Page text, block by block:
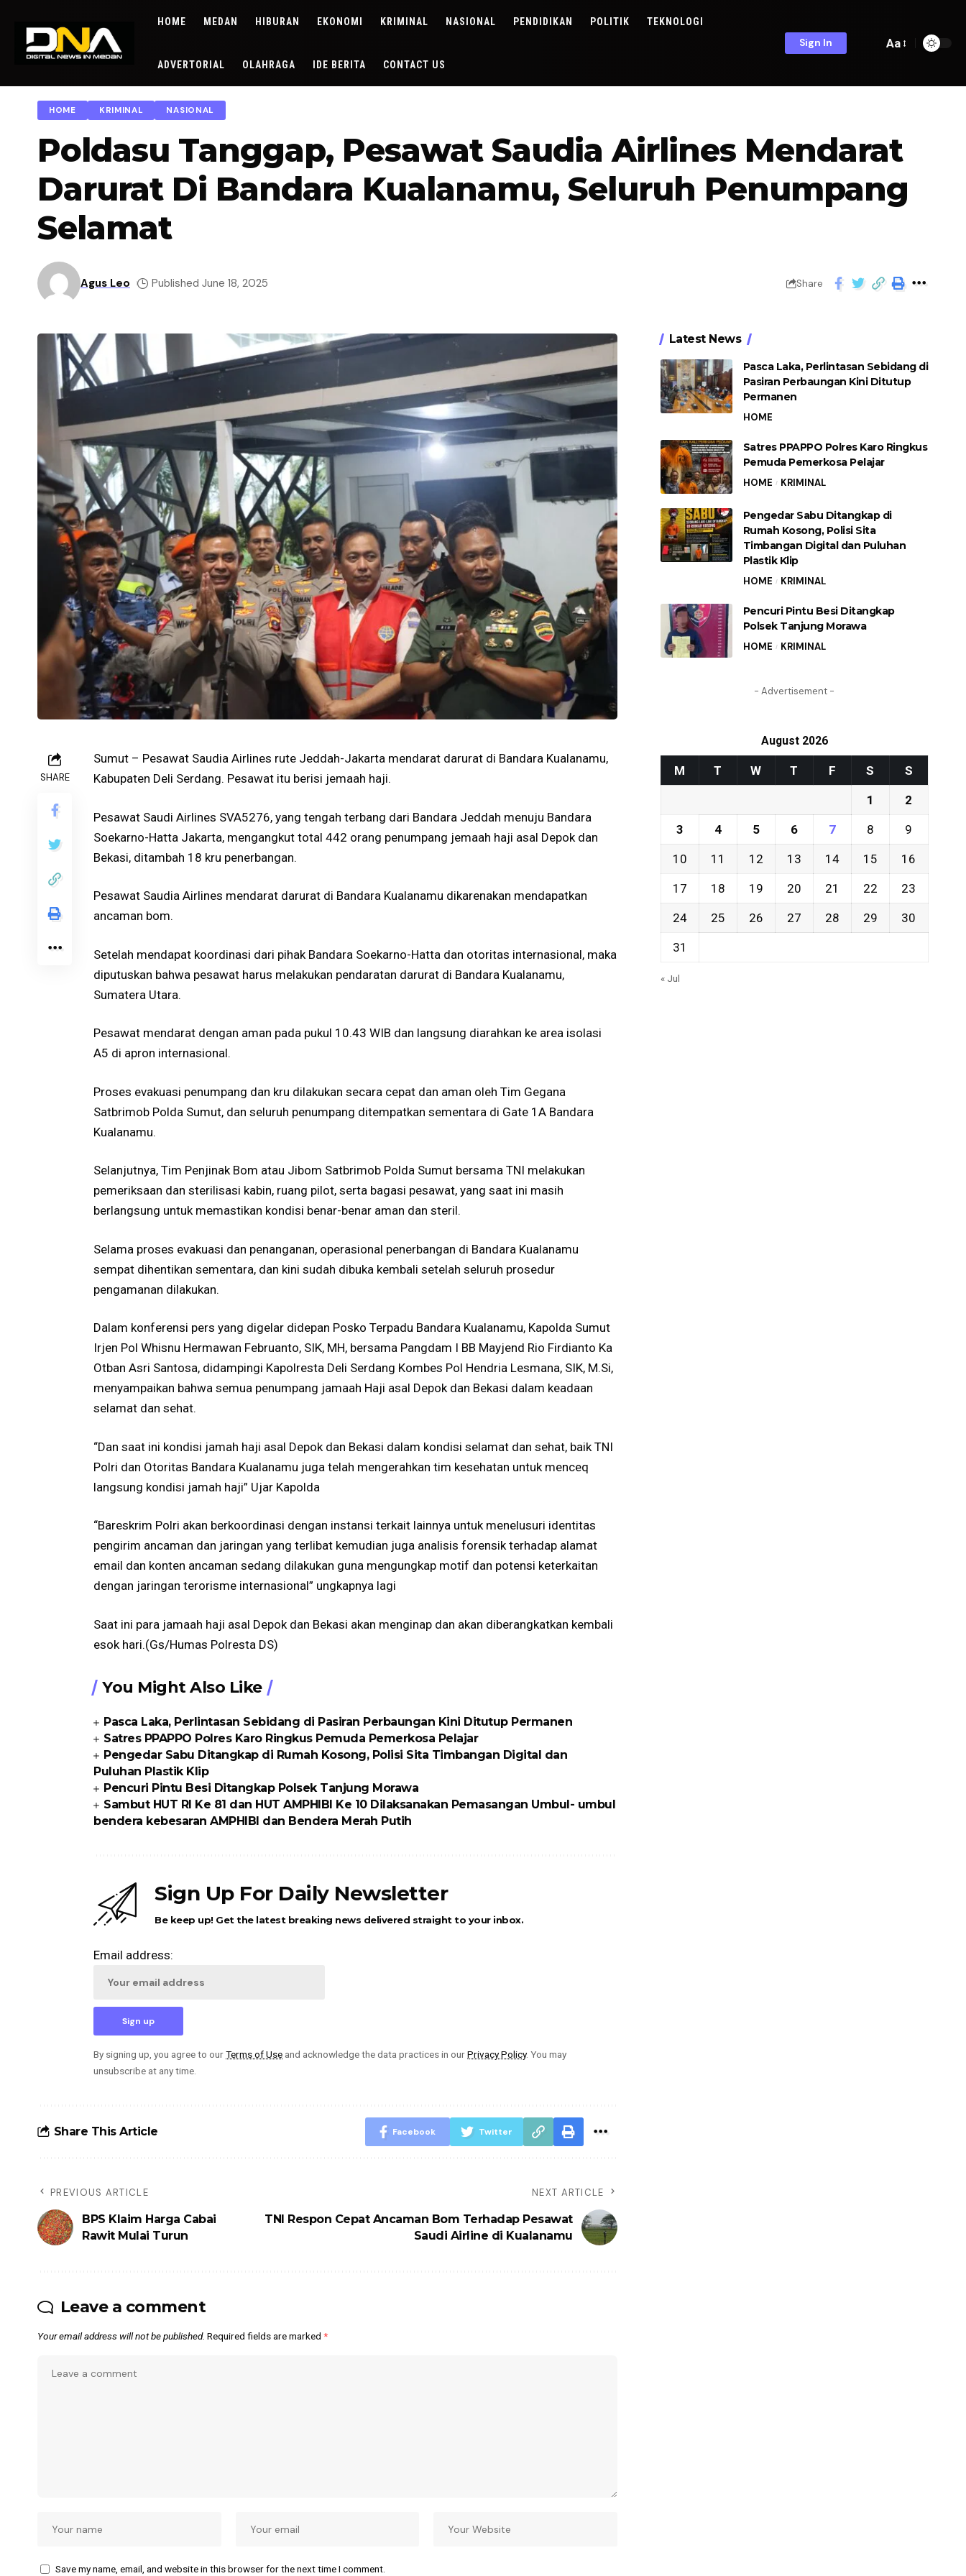
HOME MEDAN HIBURAN EKONOMI KRIMINAL NASIONAL PENDIDIKAN POLITIK TEKNOLOGI
ADVERTORIAL OLAHRAGA IDE BERITA CONTACT US
Sign In Aa
HOME KRIMINAL NASIONAL
Poldasu Tanggap, Pesawat Saudia Airlines Mendarat
Darurat Di Bandara Kualanamu, Seluruh Penumpang
Selamat
Agus Leo Published June 18, 2025 Share
SHARE
Sumut – Pesawat Saudia Airlines rute Jeddah-Jakarta mendarat darurat di Bandara Kualanamu,
Kabupaten Deli Serdang. Pesawat itu berisi jemaah haji.
Pesawat Saudi Airlines SVA5276, yang tengah terbang dari Bandara Jeddah menuju Bandara
Soekarno-Hatta Jakarta, mengangkut total 442 orang penumpang jemaah haji asal Depok dan
Bekasi, ditambah 18 kru penerbangan.
Pesawat Saudia Airlines mendarat darurat di Bandara Kualanamu dikarenakan mendapatkan
ancaman bom.
Setelah mendapat koordinasi dari pihak Bandara Soekarno-Hatta dan otoritas internasional, maka
diputuskan bahwa pesawat harus melakukan pendaratan darurat di Bandara Kualanamu,
Sumatera Utara.
Pesawat mendarat dengan aman pada pukul 10.43 WIB dan langsung diarahkan ke area isolasi
A5 di apron internasional.
Proses evakuasi penumpang dan kru dilakukan secara cepat dan aman oleh Tim Gegana
Satbrimob Polda Sumut, dan seluruh penumpang ditempatkan sementara di Gate 1A Bandara
Kualanamu.
Selanjutnya, Tim Penjinak Bom atau Jibom Satbrimob Polda Sumut bersama TNI melakukan
pemeriksaan dan sterilisasi kabin, ruang pilot, serta bagasi pesawat, yang saat ini masih
berlangsung untuk memastikan kondisi benar-benar aman dan steril.
Selama proses evakuasi dan penanganan, operasional penerbangan di Bandara Kualanamu
sempat dihentikan sementara, dan kini sudah dibuka kembali setelah seluruh prosedur
pengamanan dilakukan.
Dalam konferensi pers yang digelar didepan Posko Terpadu Bandara Kualanamu, Kapolda Sumut
Irjen Pol Whisnu Hermawan Februanto, SIK, MH, bersama Pangdam I BB Mayjend Rio Firdianto Ka
Otban Asri Santosa, didampingi Kapolresta Deli Serdang Kombes Pol Hendria Lesmana, SIK, M.Si,
menyampaikan bahwa semua penumpang jamaah Haji asal Depok dan Bekasi dalam keadaan
selamat dan sehat.
“Dan saat ini kondisi jamah haji asal Depok dan Bekasi dalam kondisi selamat dan sehat, baik TNI
Polri dan Otoritas Bandara Kualanamu juga telah mengerahkan tim kesehatan untuk menceq
langsung kondisi jamah haji” Ujar Kapolda
“Bareskrim Polri akan berkoordinasi dengan instansi terkait lainnya untuk menelusuri identitas
pengirim ancaman dan jaringan yang terlibat kemudian juga analisis forensik terhadap alamat
email dan konten ancaman sedang dilakukan guna mengungkap motif dan potensi keterkaitan
dengan jaringan terorisme internasional” ungkapnya lagi
Saat ini para jamaah haji asal Depok dan Bekasi akan menginap dan akan diberangkatkan kembali
esok hari.(Gs/Humas Polresta DS)
You Might Also Like
Pasca Laka, Perlintasan Sebidang di Pasiran Perbaungan Kini Ditutup Permanen
Satres PPAPPO Polres Karo Ringkus Pemuda Pemerkosa Pelajar
Pengedar Sabu Ditangkap di Rumah Kosong, Polisi Sita Timbangan Digital dan
Puluhan Plastik Klip
Pencuri Pintu Besi Ditangkap Polsek Tanjung Morawa
Sambut HUT RI Ke 81 dan HUT AMPHIBI Ke 10 Dilaksanakan Pemasangan Umbul- umbul
bendera kebesaran AMPHIBI dan Bendera Merah Putih
Sign Up For Daily Newsletter
Be keep up! Get the latest breaking news delivered straight to your inbox.
Email address:
By signing up, you agree to ourTerms of Use and acknowledge the data practices in ourPrivacy Policy. You may
unsubscribe at any time.
Share This Article Facebook Twitter
PREVIOUS ARTICLE
BPS Klaim Harga Cabai
Rawit Mulai Turun
NEXT ARTICLE
TNI Respon Cepat Ancaman Bom Terhadap Pesawat
Saudi Airline di Kualanamu
Leave a comment
Your email address will not be published. Required fields are marked *
Save my name, email, and website in this browser for the next time I comment.
Latest News
Pasca Laka, Perlintasan Sebidang di
Pasiran Perbaungan Kini Ditutup
Permanen
HOME
Satres PPAPPO Polres Karo Ringkus
Pemuda Pemerkosa Pelajar
HOME KRIMINAL
Pengedar Sabu Ditangkap di
Rumah Kosong, Polisi Sita
Timbangan Digital dan Puluhan
Plastik Klip
HOME KRIMINAL
Pencuri Pintu Besi Ditangkap
Polsek Tanjung Morawa
HOME KRIMINAL
- Advertisement -
August 2026
M T W T F S S
1 2
3 4 5 6 7 8 9
10 11 12 13 14 15 16
17 18 19 20 21 22 23
24 25 26 27 28 29 30
31
« Jul